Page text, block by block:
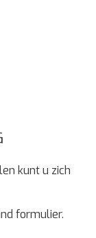
kunt u zich
formulier.